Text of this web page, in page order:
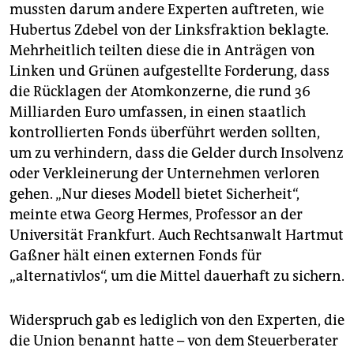
mussten darum andere Experten auftreten, wie
Hubertus Zdebel von der Linksfraktion beklagte.
Mehrheitlich teilten diese die in Anträgen von
Linken und Grünen aufgestellte Forderung, dass
die Rücklagen der Atomkonzerne, die rund 36
Milliarden Euro umfassen, in einen staatlich
kontrollierten Fonds überführt werden sollten,
um zu verhindern, dass die Gelder durch Insolvenz
oder Verkleinerung der Unternehmen verloren
gehen. „Nur dieses Modell bietet Sicherheit“,
meinte etwa Georg Hermes, Professor an der
Universität Frankfurt. Auch Rechtsanwalt Hartmut
Gaßner hält einen externen Fonds für
„alternativlos“, um die Mittel dauerhaft zu sichern.
Widerspruch gab es lediglich von den Experten, die
die Union benannt hatte – von dem Steuerberater